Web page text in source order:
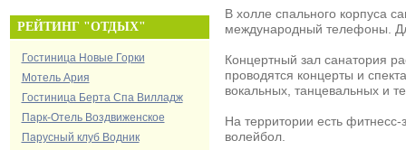
РЕЙТИНГ "ОТДЫХ"
Гостиница Новые Горки
Мотель Ария
Гостиница Берта Спа Вилладж
Парк-Отель Воздвиженское
Парусный клуб Водник
В холле спального корпуса
международный телефоны.
Концертный зал санатория
проводятся концерты и
вокальных, танцевальных и
На территории есть
волейбол.